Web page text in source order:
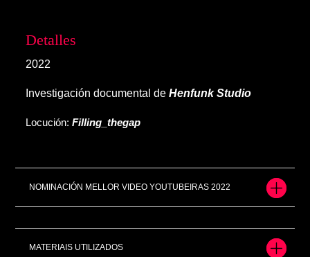
Detalles
2022
Investigación documental deHenfunk Studio
Locución:Filling_thegap
NOMINACIÓN MELLOR VIDEO YOUTUBEIRAS 2022
MATERIAIS UTILIZADOS